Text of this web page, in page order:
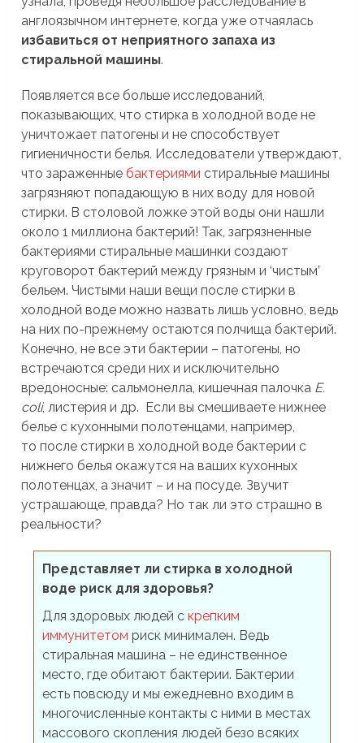
англоязычном интернете, когда уже отчаялась
избавиться от неприятного запаха из
стиральной машины.
Появляется все больше исследований,
показывающих, что стирка в холодной воде не
уничтожает патогены и не способствует
гигиеничности белья. Исследователи утверждают,
что зараженныебактериями стиральные машины
загрязняют попадающую в них воду для новой
стирки. В столовой ложке этой воды они нашли
около 1 миллиона бактерий! Так, загрязненные
бактериями стиральные машинки создают
круговорот бактерий между грязным и ‘чистым’
бельем. Чистыми наши вещи после стирки в
холодной воде можно назвать лишь условно, ведь
на них по-прежнему остаются полчища бактерий.
Конечно, не все эти бактерии – патогены, но
встречаются среди них и исключительно
вредоносные: сальмонелла, кишечная палочка E.
coli, листерия и др. Если вы смешиваете нижнее
белье с кухонными полотенцами, например,
то после стирки в холодной воде бактерии с
нижнего белья окажутся на ваших кухонных
полотенцах, а значит – и на посуде. Звучит
устрашающе, правда? Но так ли это страшно в
реальности?
Представляет ли стирка в холодной
воде риск для здоровья?
Для здоровых людей скрепким
иммунитетом риск минимален. Ведь
стиральная машина – не единственное
место, где обитают бактерии. Бактерии
есть повсюду и мы ежедневно входим в
многочисленные контакты с ними в местах
массового скопления людей безо всяких